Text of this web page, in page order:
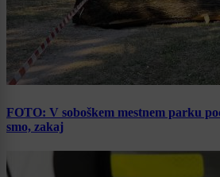
FOTO: V soboškem mestnem parku
smo, zakaj